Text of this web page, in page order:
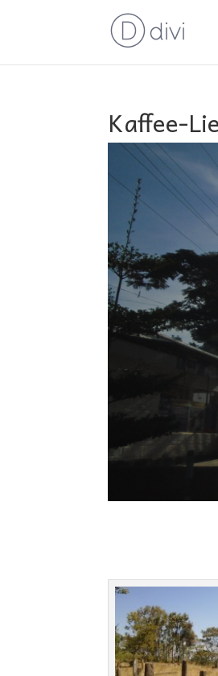
Kaffee-